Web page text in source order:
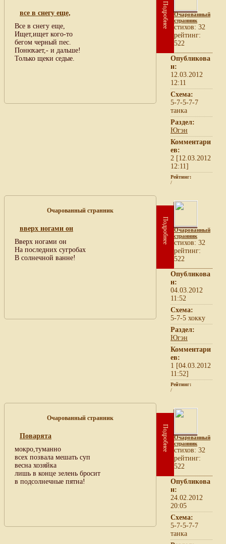
все в снегу еще,
Все в снегу еще,
Ищет,ищет кого-то
бегом черный пес.
Понюхает,- и дальше!
Только щеки седые.
Подробнее
Очарованный
странник
cтихов: 32
рейтинг:
522
Опубликова
н:
12.03.2012
12:11
Схема:
5-7-5-7-7
танка
Раздел:
Югэн
Комментари
ев:
2 [12.03.2012
12:11]
Рейтинг:
/
Очарованный странник
вверх ногами он
Вверх ногами он
На последних сугробах
В солнечной ванне!
Подробнее
Очарованный
странник
cтихов: 32
рейтинг:
522
Опубликова
н:
04.03.2012
11:52
Схема:
5-7-5 хокку
Раздел:
Югэн
Комментари
ев:
1 [04.03.2012
11:52]
Рейтинг:
/
Очарованный странник
Поварята
мокро,туманно
всех позвала мешать суп
весна хозяйка
лишь в конце зелень бросит
в подсолнечные пятна!
Подробнее
Очарованный
странник
cтихов: 32
рейтинг:
522
Опубликова
н:
24.02.2012
20:05
Схема:
5-7-5-7-7
танка